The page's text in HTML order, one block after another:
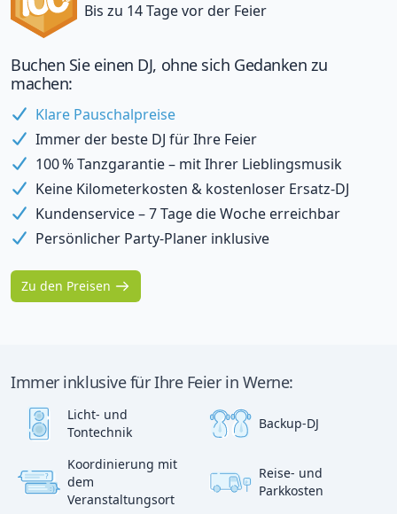
Bis zu 14 Tage vor der Feier
Buchen Sie einen DJ, ohne sich Gedanken zu
machen:
Klare Pauschalpreise
Immer der beste DJ für Ihre Feier
100 % Tanzgarantie – mit Ihrer Lieblingsmusik
Keine Kilometerkosten & kostenloser Ersatz-DJ
Kundenservice – 7 Tage die Woche erreichbar
Persönlicher Party-Planer inklusive
Zu den Preisen
Immer inklusive für Ihre Feier in Werne:
Licht- und
Tontechnik
Backup-DJ
?
:)
Koordinierung mit
dem
Veranstaltungsort
p
Reise- und
Parkkosten